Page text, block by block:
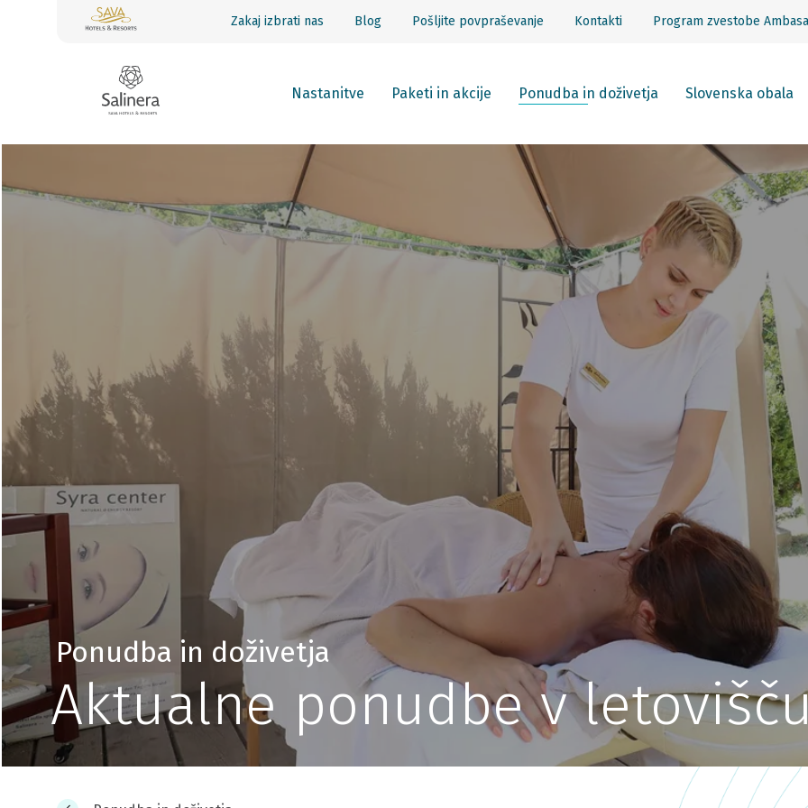
Zakaj izbrati nas Blog Pošljite povpraševanje Kontakti Program zvestobe
Nastanitve Paketi in akcije Ponudba in doživetja Slovenska obala
Ponudba in doživetja
Aktualne ponudbe v